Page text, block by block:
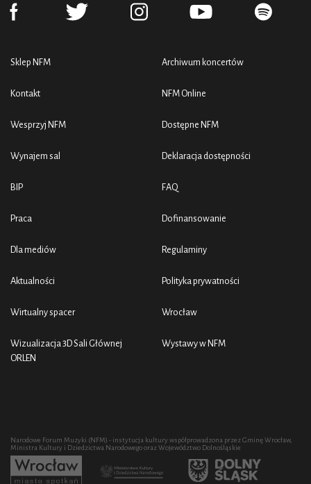
Sklep NFM
Kontakt
Wesprzyj NFM
Wynajem sal
BIP
Praca
Dla mediów
Aktualności
Wirtualny spacer
Wizualizacja 3D Sali Głównej
ORLEN
Archiwum koncertów
NFM Online
Dostępne NFM
Deklaracja dostępności
FAQ
Dofinansowanie
Regulaminy
Polityka prywatności
Wrocław
Wystawy w NFM
Narodowe Forum Muzyki (NFM) - instytucja kultury współprowadzona przez Gminę Wrocław,
Ministra Kultury i Dziedzictwa Narodowego oraz Województwo Dolnośląskie